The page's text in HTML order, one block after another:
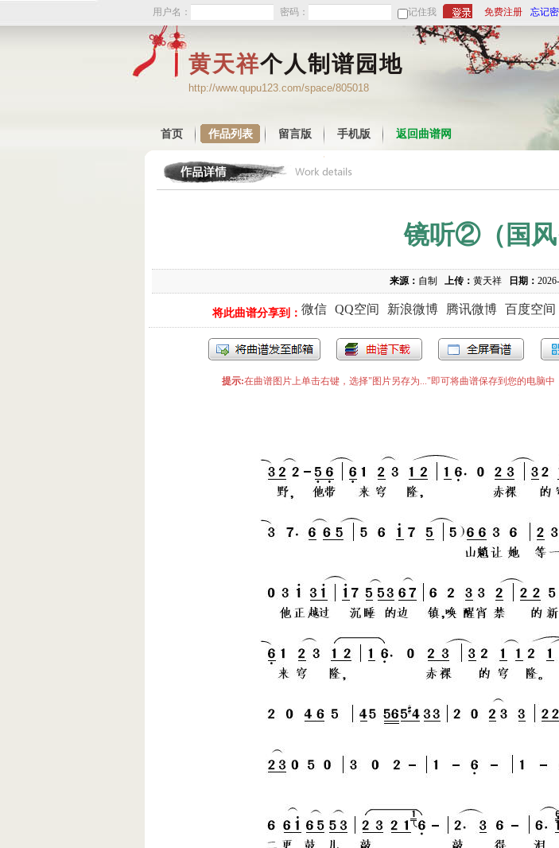
用户名： 密码： 记住我 免费注册 忘记
黄天祥个人制谱园地
http://www.qupu123.com/space/805018
首页 作品列表 留言版 手机版 返回曲谱网
镜听②（国风
来源： 自制 上传： 黄天祥 日期：
将此曲谱分享到： 微信 QQ空间 新浪微博 腾讯微博 百度空间
提示:在曲谱图片上单击右键，选择"图片另存为..."即可将曲谱保存到您的电脑